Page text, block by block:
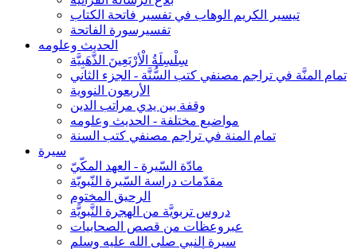
تيسير الكريم الوهاب في تفسير فاتحة الكتاب
تفسيرسورة الفاتحة
الحديث وعلومه
سِلْسِلَةُ الْأرْبَعِينَ الذَّهَبِيَّة
تمام المنَّة في تراجم مصنفي كتب السُّنَّة - الجزء الثاني
الأربعون النووية
وقفة بين يدي مراتب الدين
مواضيع مختلفة - الحديث وعلومه
تمام المنة في تراجم مصنفي كتب السنة
سيرة
مادّة السّيرة - العهد المكّيّ
مقدّمات دراسة السّيرة النّبويّة
الرحيق المختوم
دروس تربويَّة من الهجرة النَّبويَّة
عبروعظات من قصص الصحابيات
سيرة النبي صلى الله عليه وسلم